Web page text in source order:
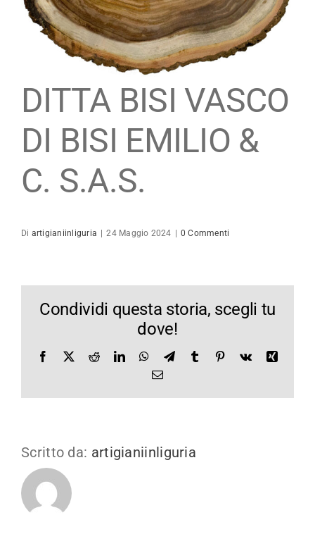
Maestro Artigiano
Modulistica
Contatti
DITTA BISI VASCO
DI BISI EMILIO &
C. S.A.S.
Di artigianiinliguria 24 Maggio 2024 0 Commenti
Condividi questa storia, scegli tu
dove!
Facebook
X RedditLinkedInWhatsApp
TelegramTumblr Pinterest
Vk
Xing
Email
Scritto da: artigianiinliguria